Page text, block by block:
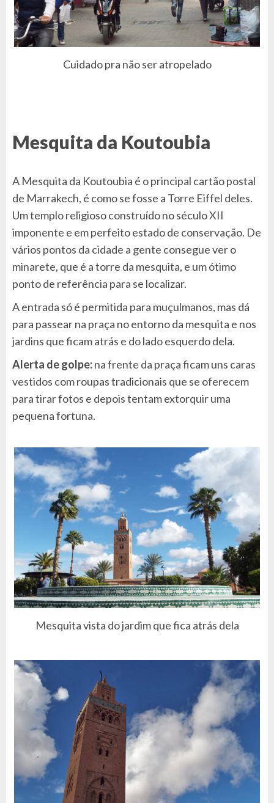
Cuidado pra não ser atropelado
Mesquita da Koutoubia
A Mesquita da Koutoubia é o principal cartão postal
de Marrakech, é como se fosse a Torre Eiffel deles.
Um templo religioso construído no século XII
imponente e em perfeito estado de conservação. De
vários pontos da cidade a gente consegue ver o
minarete, que é a torre da mesquita, e um ótimo
ponto de referência para se localizar.
A entrada só é permitida para muçulmanos, mas dá
para passear na praça no entorno da mesquita e nos
jardins que ficam atrás e do lado esquerdo dela.
Alerta de golpe:na frente da praça ficam uns caras
vestidos com roupas tradicionais que se oferecem
para tirar fotos e depois tentam extorquir uma
pequena fortuna.
Mesquita vista do jardim que fica atrás dela